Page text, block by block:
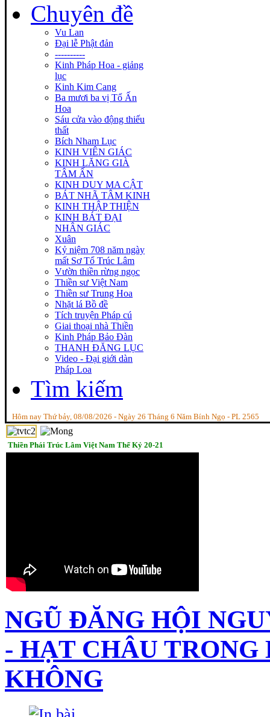
Chuyên đề
Vu Lan
Đại lễ Phật đản
----------
Kinh Pháp Hoa - giảng
lục
Kinh Kim Cang
Ba mươi ba vị Tổ Ấn
Hoa
Sáu cửa vào động thiếu
thất
Bích Nham Lục
KINH VIÊN GIÁC
KINH LĂNG GIÀ
TÂM ẤN
KINH DUY MA CẬT
BÁT NHÃ TÂM KINH
KINH THẬP THIỆN
KINH BÁT ĐẠI
NHÂN GIÁC
Xuân
Kỷ niệm 708 năm ngày
mất Sơ Tổ Trúc Lâm
Vườn thiền rừng ngọc
Thiền sư Việt Nam
Thiền sư Trung Hoa
Nhặt lá Bồ đề
Tích truyện Pháp cú
Giai thoại nhà Thiền
Kinh Pháp Bảo Đàn
THANH ĐĂNG LỤC
Video - Đại giới dàn
Pháp Loa
Tìm kiếm
Hôm nay Thứ bảy, 08/08/2026 - Ngày 26 Tháng 6 Năm Bính Ngọ - PL 2565
Thiền Phái Trúc Lâm Việt Nam Thế Kỷ 20-21
NGŨ ĐĂNG HỘI
- HẠT CHÂU TRONG
KHÔNG